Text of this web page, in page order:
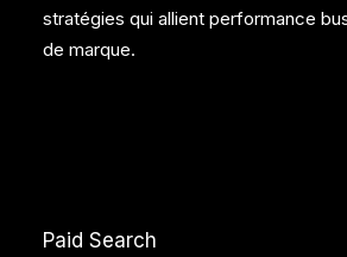
stratégies qui allient performance
de marque.
Paid Search